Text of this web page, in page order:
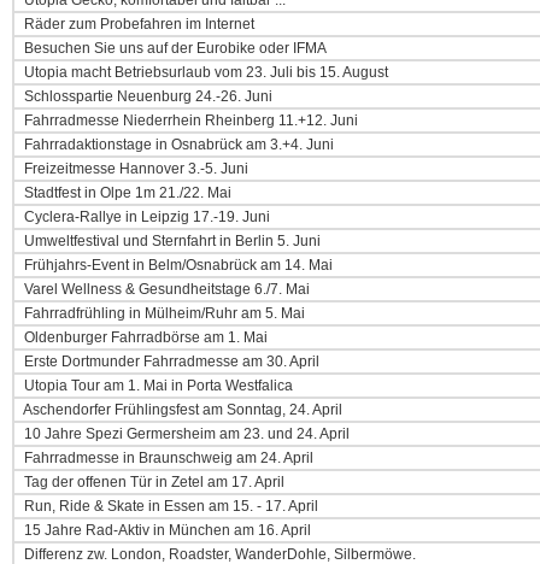
Räder zum Probefahren im Internet
Besuchen Sie uns auf der Eurobike oder IFMA
Utopia macht Betriebsurlaub vom 23. Juli bis 15. August
Schlosspartie Neuenburg 24.-26. Juni
Fahrradmesse Niederrhein Rheinberg 11.+12. Juni
Fahrradaktionstage in Osnabrück am 3.+4. Juni
Freizeitmesse Hannover 3.-5. Juni
Stadtfest in Olpe 1m 21./22. Mai
Cyclera-Rallye in Leipzig 17.-19. Juni
Umweltfestival und Sternfahrt in Berlin 5. Juni
Frühjahrs-Event in Belm/Osnabrück am 14. Mai
Varel Wellness & Gesundheitstage 6./7. Mai
Fahrradfrühling in Mülheim/Ruhr am 5. Mai
Oldenburger Fahrradbörse am 1. Mai
Erste Dortmunder Fahrradmesse am 30. April
Utopia Tour am 1. Mai in Porta Westfalica
Aschendorfer Frühlingsfest am Sonntag, 24. April
10 Jahre Spezi Germersheim am 23. und 24. April
Fahrradmesse in Braunschweig am 24. April
Tag der offenen Tür in Zetel am 17. April
Run, Ride & Skate in Essen am 15. - 17. April
15 Jahre Rad-Aktiv in München am 16. April
Differenz zw. London, Roadster, WanderDohle, Silbermöwe.